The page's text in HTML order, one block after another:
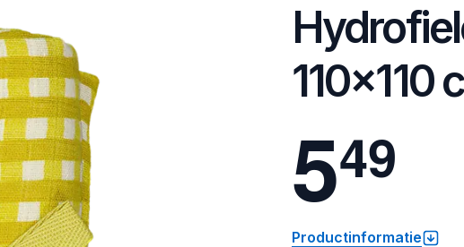
110x110
549
Productinformatie